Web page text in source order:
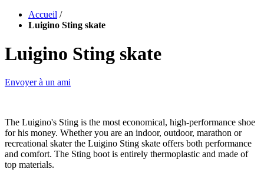
Accueil /
Luigino Sting skate
Luigino Sting skate
Envoyer à un ami
The Luigino's Sting is the most economical, high-performance shoe
for his money. Whether you are an indoor, outdoor, marathon or
recreational skater the Luigino Sting skate offers both performance
and comfort. The Sting boot is entirely thermoplastic and made of
top materials.